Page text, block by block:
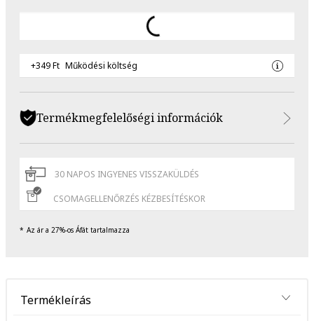
+349 Ft Működési költség
Termékmegfelelőségi információk
30 NAPOS INGYENES VISSZAKÜLDÉS
CSOMAGELLENŐRZÉS KÉZBESÍTÉSKOR
Az ár a 27%-os Áfát tartalmazza
Termékleírás